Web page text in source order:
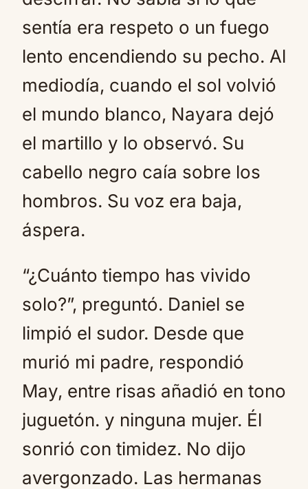
sentía era respeto o un fuego
lento encendiendo su pecho. Al
mediodía, cuando el sol volvió
el mundo blanco, Nayara dejó
el martillo y lo observó. Su
cabello negro caía sobre los
hombros. Su voz era baja,
áspera.
“¿Cuánto tiempo has vivido
solo?”, preguntó. Daniel se
limpió el sudor. Desde que
murió mi padre, respondió
May, entre risas añadió en tono
juguetón. y ninguna mujer. Él
sonrió con timidez. No dijo
avergonzado. Las hermanas